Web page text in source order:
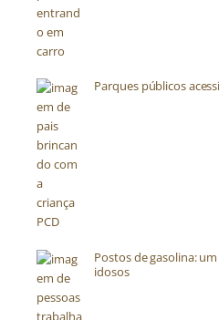
Parques públicos
Postos de gasolina:
idosos